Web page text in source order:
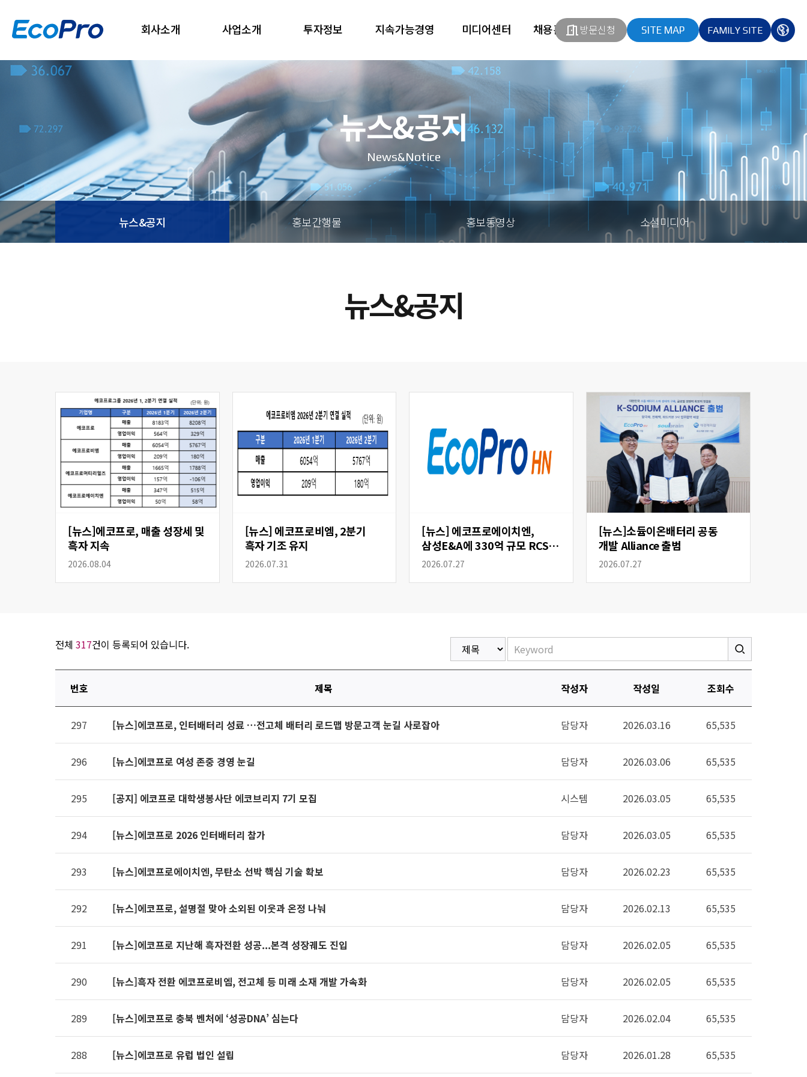
회사소개 사업소개 투자정보 지속가능경영 미디어센터 채용홈페이지방문신청 SITE MAP
열기 FAMILY SITE
열기
다국
뉴스&공지
News&Notice
뉴스&공지 홍보간행물 홍보동영상 소셜미디어
뉴스&공지
[뉴스]에코프로, 매출 성장세 및
흑자 지속
2026.08.04
[뉴스] 에코프로비엠, 2분기
흑자 기조 유지
2026.07.31
[뉴스] 에코프로에이치엔,
삼성E&A에 330억 규모 RCS
공급
2026.07.27
[뉴스]소듐이온배터리 공동
개발 Alliance 출범
2026.07.27
전체 317건이 등록되어 있습니다.
파일,
제목,
카테고리,
작성일
제공표
번호 제목 작성자 작성일 조회수
297 [뉴스]에코프로, 인터배터리 성료 …전고체 배터리 로드맵 방문고객 눈길 사로잡아 담당자 2026.03.16 65,535
296 [뉴스]에코프로 여성 존중 경영 눈길 담당자 2026.03.06 65,535
295 [공지] 에코프로 대학생봉사단 에코브리지 7기 모집 시스템 2026.03.05 65,535
294 [뉴스]에코프로 2026 인터배터리 참가 담당자 2026.03.05 65,535
293 [뉴스]에코프로에이치엔, 무탄소 선박 핵심 기술 확보 담당자 2026.02.23 65,535
292 [뉴스]에코프로, 설명절 맞아 소외된 이웃과 온정 나눠 담당자 2026.02.13 65,535
291 [뉴스]에코프로 지난해 흑자전환 성공...본격 성장궤도 진입 담당자 2026.02.05 65,535
290 [뉴스]흑자 전환 에코프로비엠, 전고체 등 미래 소재 개발 가속화 담당자 2026.02.05 65,535
289 [뉴스]에코프로 충북 벤처에 ‘성공DNA’ 심는다 담당자 2026.02.04 65,535
288 [뉴스]에코프로 유럽 법인 설립 담당자 2026.01.28 65,535